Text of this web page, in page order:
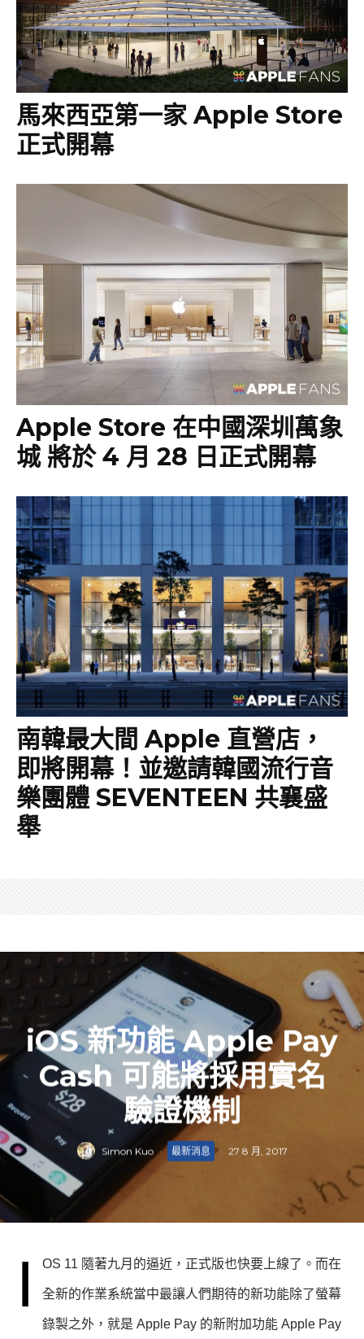
馬來西亞第一家 Apple Store
正式開幕
Apple Store 在中國深圳萬象
城 將於 4 月 28 日正式開幕
南韓最大間 Apple 直營店，
即將開幕！並邀請韓國流行音
樂團體 SEVENTEEN 共襄盛
舉
iOS 新功能 Apple Pay
Cash 可能將採用實名
驗證機制
Simon Kuo · 最新消息 · 27 8 月, 2017
i OS 11 隨著九月的逼近，正式版也快要上線了。而在
全新的作業系統當中最讓人們期待的新功能除了螢幕
錄製之外，就是 Apple Pay 的新附加功能 Apple Pay